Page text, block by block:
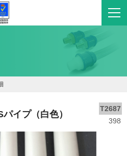
イプ（白色）
T2687
398